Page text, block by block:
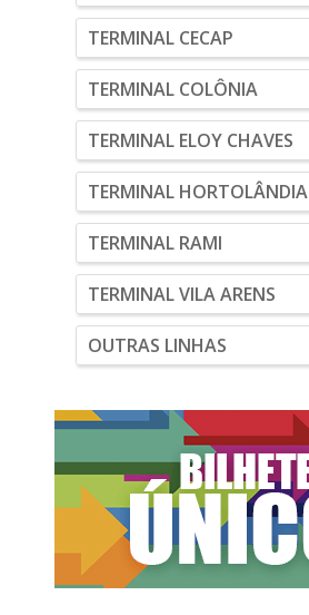
TERMINAL CECAP
TERMINAL COLÔNIA
TERMINAL ELOY CHAVES
TERMINAL HORTOLÂNDIA
TERMINAL RAMI
TERMINAL VILA ARENS
OUTRAS LINHAS